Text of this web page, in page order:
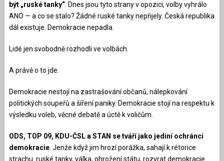
být „ruské tanky“. Dnes jsou tyto strany v opozici, volby vyhrálo
ANO — a co se stalo? Žádné ruské tanky nepřijely. Česká republika
dál existuje. Demokracie nepadla.
Lidé jen svobodně rozhodli ve volbách.
A právě o to jde.
Demokracie nestojí na zastrašování občanů, nálepkování
politických soupeřů a šíření paniky. Demokracie stojí na respektu k
výsledku voleb, věcné debatě a úctě k voličům.
ODS, TOP 09, KDU-ČSL a STAN se tváří jako jediní ochránci
demokracie. Jenže když jim hrozí porážka, sahají k rétorice
strachu: ruské tanky, válka, ohrožení státu, rozvrat demokracie.